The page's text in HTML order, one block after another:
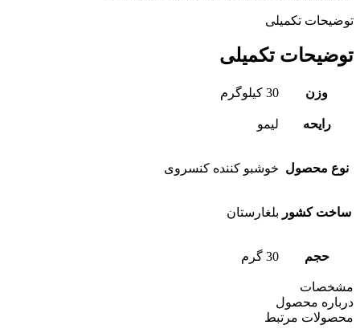
توضیحات تکمیلی
توضیحات تکمیلی
وزن 30 کیلوگرم
رایحه لیمو
نوع محصول خوشبو کننده کنسروی
ساخت کشور بلغارستان
حجم 30 گرم
مشخصات
درباره محصول
محصولات مرتبط